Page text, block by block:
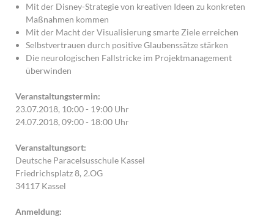
Mit der Disney-Strategie von kreativen Ideen zu konkreten
Maßnahmen kommen
Mit der Macht der Visualisierung smarte Ziele erreichen
Selbstvertrauen durch positive Glaubenssätze stärken
Die neurologischen Fallstricke im Projektmanagement
überwinden
Veranstaltungstermin:
23.07.2018, 10:00 - 19:00 Uhr
24.07.2018, 09:00 - 18:00 Uhr
Veranstaltungsort:
Deutsche Paracelsusschule Kassel
Friedrichsplatz 8, 2.OG
34117 Kassel
Anmeldung: